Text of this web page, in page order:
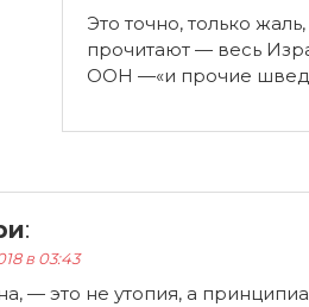
Это точно, только
прочитают — весь
ООН —«и прочие
:
в 03:43
— это не утопия, а